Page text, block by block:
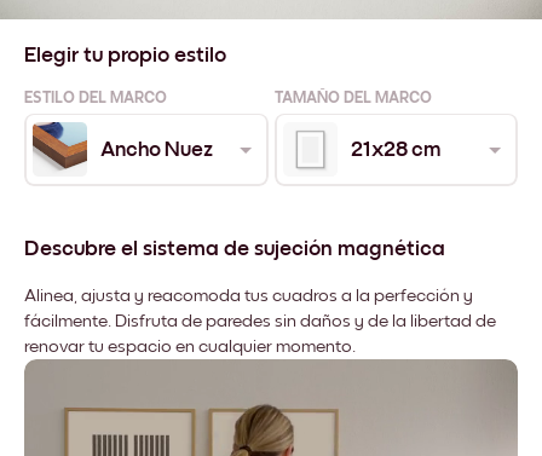
Elegir tu propio estilo
ESTILO DEL MARCO TAMAÑO DEL MARCO
Ancho Nuez 21x28 cm
Descubre el sistema de sujeción magnética
Alinea, ajusta y reacomoda tus cuadros a la perfección y
fácilmente. Disfruta de paredes sin daños y de la libertad de
renovar tu espacio en cualquier momento.